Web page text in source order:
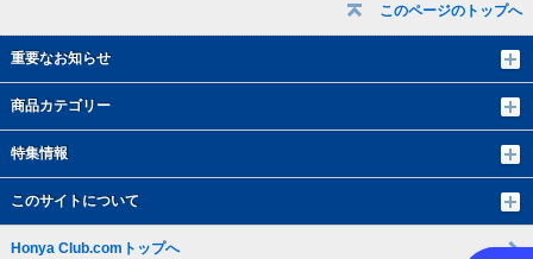
このページのトップへ
重要なお知らせ
商品カテゴリー
特集情報
このサイトについて
Honya Club.comトップへ